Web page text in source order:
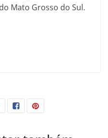
Mato Grosso do Sul.